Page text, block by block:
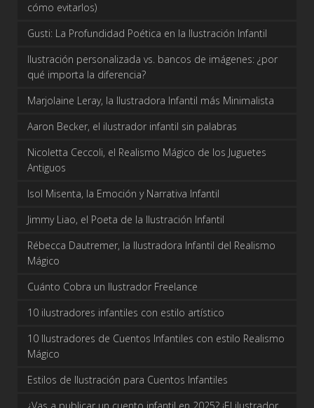
cómo evitarlos)
Gusti: La Profundidad Poética en la Ilustración Infantil
Ilustración personalizada vs. bancos de imágenes: ¿por
qué importa la diferencia?
Marjolaine Leray, la Ilustradora Infantil más Minimalista
Aaron Becker, el ilustrador infantil sin palabras
Nicoletta Ceccoli, el Realismo Mágico de los Juguetes
Antiguos
Isol Misenta, la Emoción y Narrativa Infantil
Jimmy Liao, el Poeta de la Ilustración Infantil
Rébecca Dautremer, la Ilustradora Infantil del Realismo
Mágico
Cuánto Cobra un Ilustrador Freelance
10 ilustradores infantiles con estilo artístico
10 Ilustradores de Cuentos Infantiles con estilo Realismo
Mágico
Estilos de Ilustración para Cuentos Infantiles